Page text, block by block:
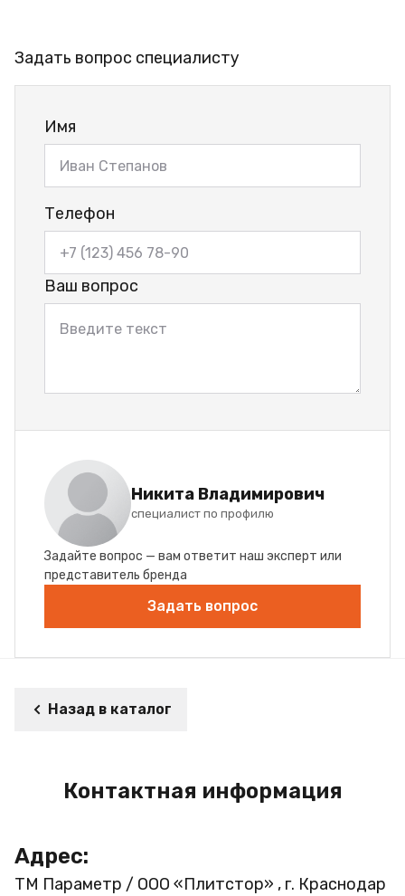
Задать вопрос специалисту
Имя
Телефон
Ваш вопрос
Никита Владимирович
специалист по профилю
Задайте вопрос — вам ответит наш эксперт или
представитель бренда
Задать вопрос
Назад в каталог
Контактная информация
Адрес:
ТМ Параметр / ООО «Плитстор» , г. Краснодар